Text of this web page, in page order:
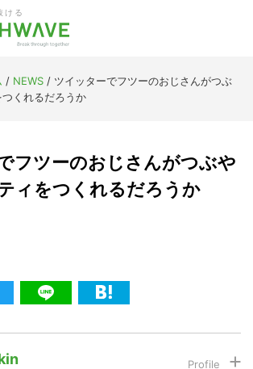
ける
/ NEWS / ツイッターでフツーのおじさんがつぶ
くれるだろうか
フツーのおじさんがつぶや
ィをつくれるだろうか
題の注目キーワード
テレワーク